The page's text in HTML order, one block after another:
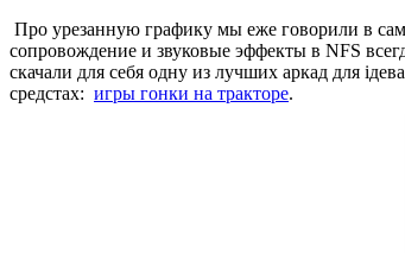
Про урезанную графику мы еже говорили в
сопровождение и звуковые эффекты в NFS
скачали для себя одну из лучших аркад для
средстах: игры гонки на тракторе.